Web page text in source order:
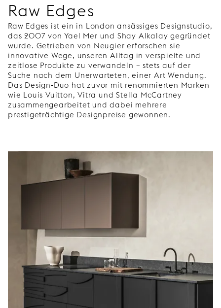
Raw Edges
Raw Edges ist ein in London ansässiges Designstudio,
das 2007 von Yael Mer und Shay Alkalay gegründet
wurde. Getrieben von Neugier erforschen sie
innovative Wege, unseren Alltag in verspielte und
zeitlose Produkte zu verwandeln – stets auf der
Suche nach dem Unerwarteten, einer Art Wendung.
Das Design-Duo hat zuvor mit renommierten Marken
wie Louis Vuitton, Vitra und Stella McCartney
zusammengearbeitet und dabei mehrere
prestigeträchtige Designpreise gewonnen.